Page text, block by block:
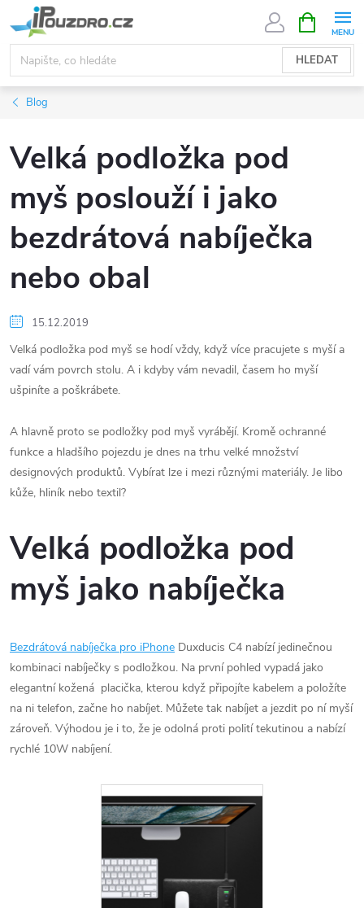
na
obsah
HLEDAT
NÁKUPNÍ
KOŠÍK
Blog
Velká podložka pod
myš poslouží i jako
bezdrátová nabíječka
nebo obal
15.12.2019
Velká podložka pod myš se hodí vždy, když více pracujete s myší a
vadí vám povrch stolu. A i kdyby vám nevadil, časem ho myší
ušpiníte a poškrábete.
A hlavně proto se podložky pod myš vyrábějí. Kromě ochranné
funkce a hladšího pojezdu je dnes na trhu velké množství
designových produktů. Vybírat lze i mezi různými materiály. Je libo
kůže, hliník nebo textil?
Velká podložka pod
myš jako nabíječka
Bezdrátová nabíječka pro iPhone Duxducis C4 nabízí jedinečnou
kombinaci nabíječky s podložkou. Na první pohled vypadá jako
elegantní kožená placička, kterou když připojíte kabelem a položíte
na ni telefon, začne ho nabíjet. Můžete tak nabíjet a jezdit po ní myší
zároveň. Výhodou je i to, že je odolná proti polití tekutinou a nabízí
rychlé 10W nabíjení.